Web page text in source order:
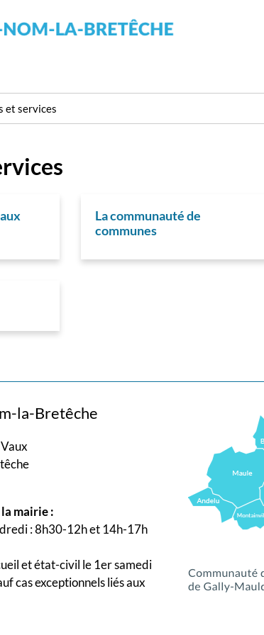
et services
La communauté de
communes
la-Bretêche
mairie :
: 8h30-12h et 14h-17h
et état-civil le 1er samedi
cas exceptionnels liés aux